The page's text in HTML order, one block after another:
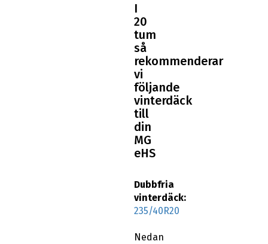
I
20
tum
så
rekommenderar
vi
följande
vinterdäck
till
din
MG
eHS
Dubbfria
vinterdäck:
235/40R20
Nedan